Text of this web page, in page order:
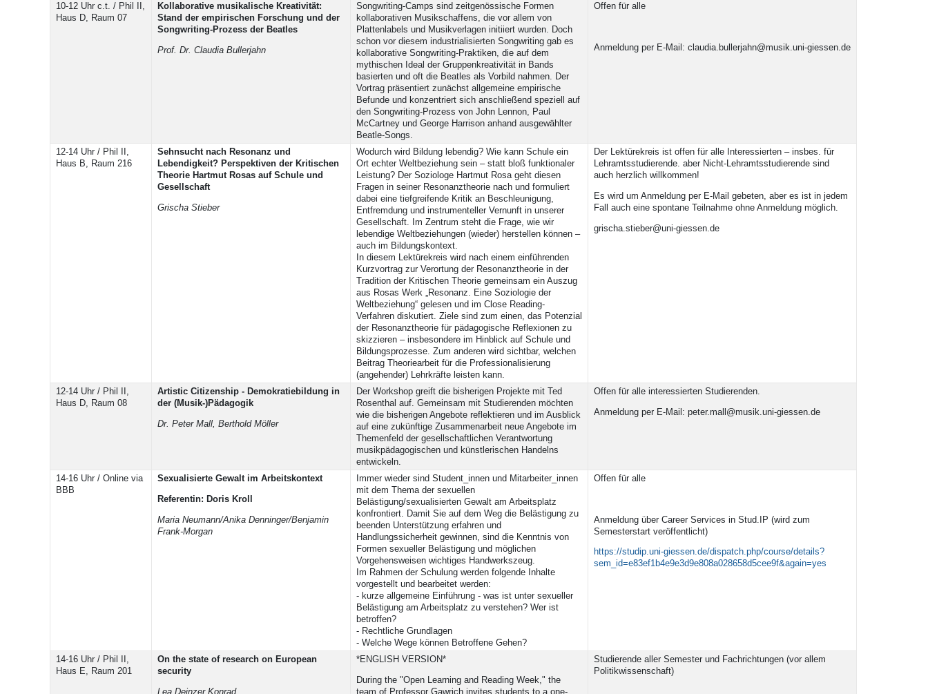
10-12 Uhr c.t. / Phil II,
Haus D, Raum 07
Kollaborative musikalische Kreativität:
Stand der empirischen Forschung und der
Songwriting-Prozess der Beatles
Prof. Dr. Claudia Bullerjahn
Songwriting-Camps sind zeitgenössische Formen
kollaborativen Musikschaffens, die vor allem von
Plattenlabels und Musikverlagen initiiert wurden. Doch
schon vor diesem industrialisierten Songwriting gab es
kollaborative Songwriting-Praktiken, die auf dem
mythischen Ideal der Gruppenkreativität in Bands
basierten und oft die Beatles als Vorbild nahmen. Der
Vortrag präsentiert zunächst allgemeine empirische
Befunde und konzentriert sich anschließend speziell auf
den Songwriting-Prozess von John Lennon, Paul
McCartney und George Harrison anhand ausgewählter
Beatle-Songs.
Offen für alle
Anmeldung per E-Mail: claudia.bullerjahn@musik.uni-giessen.de
12-14 Uhr / Phil II,
Haus B, Raum 216
Sehnsucht nach Resonanz und
Lebendigkeit? Perspektiven der Kritischen
Theorie Hartmut Rosas auf Schule und
Gesellschaft
Grischa Stieber
Wodurch wird Bildung lebendig? Wie kann Schule ein
Ort echter Weltbeziehung sein – statt bloß funktionaler
Leistung? Der Soziologe Hartmut Rosa geht diesen
Fragen in seiner Resonanztheorie nach und formuliert
dabei eine tiefgreifende Kritik an Beschleunigung,
Entfremdung und instrumenteller Vernunft in unserer
Gesellschaft. Im Zentrum steht die Frage, wie wir
lebendige Weltbeziehungen (wieder) herstellen können –
auch im Bildungskontext.
In diesem Lektürekreis wird nach einem einführenden
Kurzvortrag zur Verortung der Resonanztheorie in der
Tradition der Kritischen Theorie gemeinsam ein Auszug
aus Rosas Werk „Resonanz. Eine Soziologie der
Weltbeziehung“ gelesen und im Close Reading-
Verfahren diskutiert. Ziele sind zum einen, das Potenzial
der Resonanztheorie für pädagogische Reflexionen zu
skizzieren – insbesondere im Hinblick auf Schule und
Bildungsprozesse. Zum anderen wird sichtbar, welchen
Beitrag Theoriearbeit für die Professionalisierung
(angehender) Lehrkräfte leisten kann.
Der Lektürekreis ist offen für alle Interessierten – insbes. für
Lehramtsstudierende. aber Nicht-Lehramtsstudierende sind
auch herzlich willkommen!
Es wird um Anmeldung per E-Mail gebeten, aber es ist in jedem
Fall auch eine spontane Teilnahme ohne Anmeldung möglich.
grischa.stieber@uni-giessen.de
12-14 Uhr / Phil II,
Haus D, Raum 08
Artistic Citizenship - Demokratiebildung in
der (Musik-)Pädagogik
Dr. Peter Mall, Berthold Möller
Der Workshop greift die bisherigen Projekte mit Ted
Rosenthal auf. Gemeinsam mit Studierenden möchten
wie die bisherigen Angebote reflektieren und im Ausblick
auf eine zukünftige Zusammenarbeit neue Angebote im
Themenfeld der gesellschaftlichen Verantwortung
musikpädagogischen und künstlerischen Handelns
entwickeln.
Offen für alle interessierten Studierenden.
Anmeldung per E-Mail: peter.mall@musik.uni-giessen.de
14-16 Uhr / Online via
BBB
Sexualisierte Gewalt im Arbeitskontext
Referentin: Doris Kroll
Maria Neumann/Anika Denninger/Benjamin
Frank-Morgan
Immer wieder sind Student_innen und Mitarbeiter_innen
mit dem Thema der sexuellen
Belästigung/sexualisierten Gewalt am Arbeitsplatz
konfrontiert. Damit Sie auf dem Weg die Belästigung zu
beenden Unterstützung erfahren und
Handlungssicherheit gewinnen, sind die Kenntnis von
Formen sexueller Belästigung und möglichen
Vorgehensweisen wichtiges Handwerkszeug.
Im Rahmen der Schulung werden folgende Inhalte
vorgestellt und bearbeitet werden:
- kurze allgemeine Einführung - was ist unter sexueller
Belästigung am Arbeitsplatz zu verstehen? Wer ist
betroffen?
- Rechtliche Grundlagen
- Welche Wege können Betroffene Gehen?
Offen für alle
Anmeldung über Career Services in Stud.IP (wird zum
Semesterstart veröffentlicht)
https://studip.uni-giessen.de/dispatch.php/course/details?
sem_id=e83ef1b4e9e3d9e808a028658d5cee9f&again=yes
14-16 Uhr / Phil II,
Haus E, Raum 201
On the state of research on European
security
Lea Deinzer Konrad
*ENGLISH VERSION*
During the "Open Learning and Reading Week," the
team of Professor Gawrich invites students to a one-
Studierende aller Semester und Fachrichtungen (vor allem
Politikwissenschaft)